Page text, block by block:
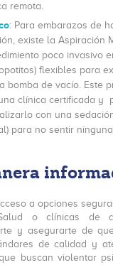
remota.
: Para embarazos de
existe la Aspiración
poco invasivo
flexibles para
bomba de vacío. Este
clínica certificada y
con una
para no sentir
a opciones
o clínicas de
y asegurarte de
de calidad y
buscan violentar